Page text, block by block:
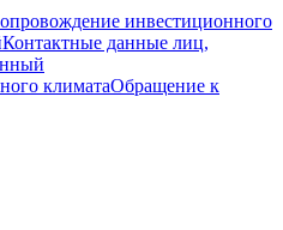
инвестиционного
Контактные данные лиц,
климатаОбращение к